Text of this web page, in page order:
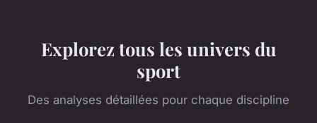
Explorez tous les univers du
sport
Des analyses détaillées pour chaque discipline